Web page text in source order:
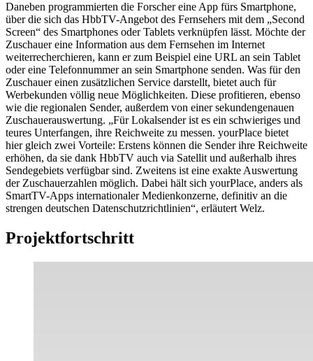
Daneben programmierten die Forscher eine App fürs Smartphone,
über die sich das HbbTV-Angebot des Fernsehers mit dem „Second
Screen“ des Smartphones oder Tablets verknüpfen lässt. Möchte der
Zuschauer eine Information aus dem Fernsehen im Internet
weiterrecherchieren, kann er zum Beispiel eine URL an sein Tablet
oder eine Telefonnummer an sein Smartphone senden. Was für den
Zuschauer einen zusätzlichen Service darstellt, bietet auch für
Werbekunden völlig neue Möglichkeiten. Diese profitieren, ebenso
wie die regionalen Sender, außerdem von einer sekundengenauen
Zuschauerauswertung. „Für Lokalsender ist es ein schwieriges und
teures Unterfangen, ihre Reichweite zu messen. yourPlace bietet
hier gleich zwei Vorteile: Erstens können die Sender ihre Reichweite
erhöhen, da sie dank HbbTV auch via Satellit und außerhalb ihres
Sendegebiets verfügbar sind. Zweitens ist eine exakte Auswertung
der Zuschauerzahlen möglich. Dabei hält sich yourPlace, anders als
SmartTV-Apps internationaler Medienkonzerne, definitiv an die
strengen deutschen Datenschutzrichtlinien“, erläutert Welz.
Projektfortschritt